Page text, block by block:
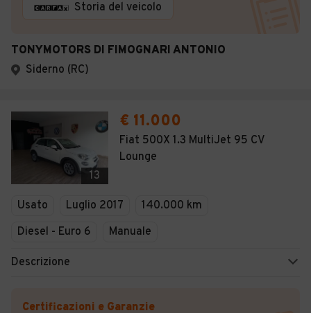
Storia del veicolo
TONYMOTORS DI FIMOGNARI ANTONIO
Siderno (RC)
13
€ 11.000
Fiat 500X 1.3 MultiJet 95 CV
Lounge
Usato Luglio 2017
140.000 km
Diesel - Euro 6
Manuale
Descrizione
Certificazioni e Garanzie